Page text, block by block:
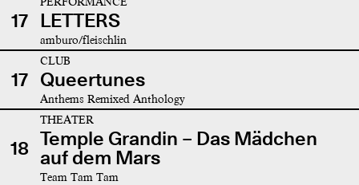
17 LETTERS
amburo/fleischlin
17
CLUB
Queertunes
Anthems Remixed Anthology
18
THEATER
Temple Grandin – Das Mädchen
auf dem Mars
Team Tam Tam